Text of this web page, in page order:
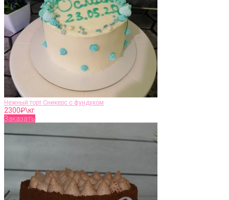
Нежный торт Сникерс с фундуком
2300₽\кг
Заказать